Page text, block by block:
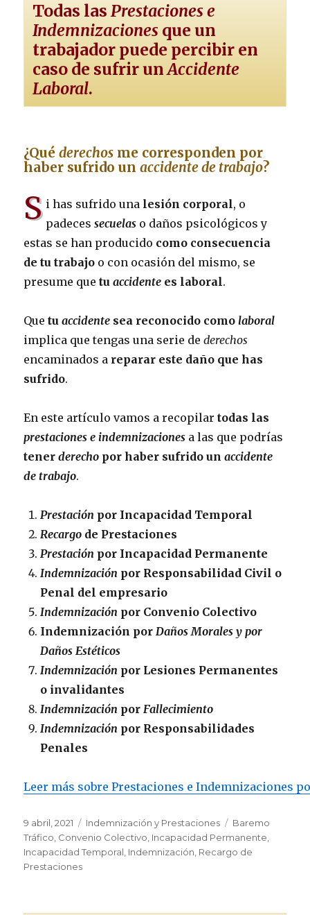
Todas lasPrestaciones e
Indemnizaciones que un
trabajador puede percibir en
caso de sufrir unAccidente
Laboral.
¿Quéderechos me corresponden por
haber sufrido unaccidente de trabajo?
S i has sufrido una lesión corporal, o
padeces secuelaso daños psicológicos y
estas se han producido como consecuencia
de tu trabajo o con ocasión del mismo, se
presume quetuaccidente es laboral.
Quetuaccidente sea reconocido comolaboral
implica que tengas una serie dederechos
encaminados a reparar este daño que has
sufrido.
En este artículo vamos a recopilartodas las
prestaciones e indemnizaciones a las que podrías
tenerderecho por haber sufrido unaccidente
de trabajo.
Prestación por Incapacidad Temporal
Recargo de Prestaciones
Prestación por Incapacidad Permanente
Indemnización por Responsabilidad Civil o
Penal del empresario
Indemnización por Convenio Colectivo
Indemnización porDaños Morales y por
Daños Estéticos
Indemnización por Lesiones Permanentes
o invalidantes
Indemnización porFallecimiento
Indemnización por Responsabilidades
Penales
Leer más sobre Prestaciones e Indemnizaciones
Publicado
el
9 abril, 2021 Categorías
Indemnización y Prestaciones Etiquetas
Baremo
Tráfico Convenio Colectivo Incapacidad Permanente
Incapacidad Temporal Indemnización Recargo de
Prestaciones